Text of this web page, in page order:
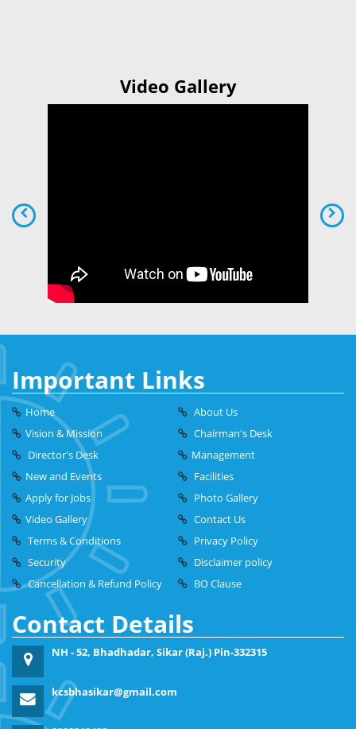
Video Gallery
Important Links
Home
About Us
Vision & Mission
Chairman's Desk
Director's Desk
Management
New and Events
Facilities
Apply for Jobs
Photo Gallery
Video Gallery
Contact Us
Terms & Conditions
Privacy Policy
Security
Disclaimer policy
Cancellation & Refund Policy
BO Clause
Contact Details
NH - 52, Bhadhadar, Sikar (Raj.) Pin-332315
kcsbhasikar@gmail.com